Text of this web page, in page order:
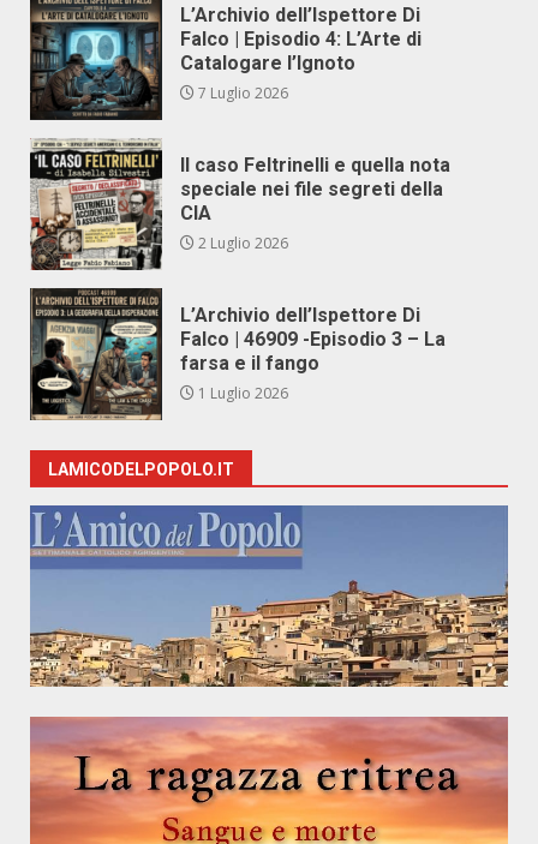
L’Archivio dell’Ispettore Di
Falco | Episodio 4: L’Arte di
Catalogare l’Ignoto
7 Luglio 2026
Il caso Feltrinelli e quella nota
speciale nei file segreti della
CIA
2 Luglio 2026
L’Archivio dell’Ispettore Di
Falco | 46909 -Episodio 3 – La
farsa e il fango
1 Luglio 2026
LAMICODELPOPOLO.IT